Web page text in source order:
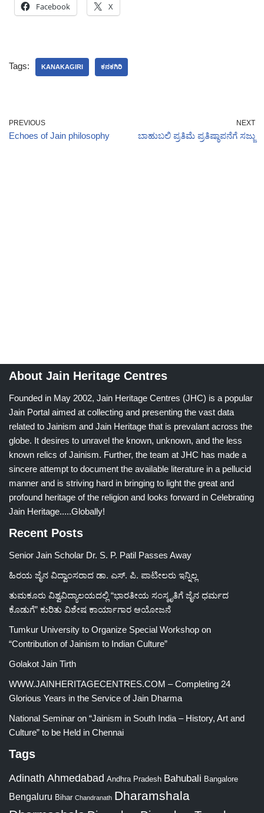
Facebook X
Tags: KANAKAGIRI ಕನಕಗಿರಿ
PREVIOUS
Echoes of Jain philosophy
NEXT
ಬಾಹುಬಲಿ ಪ್ರತಿಮೆ ಪ್ರತಿಷ್ಠಾಪನೆಗೆ ಸಜ್ಜು
About Jain Heritage Centres
Founded in May 2002, Jain Heritage Centres (JHC) is a popular
Jain Portal aimed at collecting and presenting the vast data
related to Jainism and Jain Heritage that is prevalant across the
globe. It desires to unravel the known, unknown, and the less
known relics of Jainism. Further, the team at JHC has made a
sincere attempt to document the available literature in a pellucid
manner and is striving hard in bringing to light the great and
profound heritage of the religion and looks forward in Celebrating
Jain Heritage.....Globally!
Recent Posts
Senior Jain Scholar Dr. S. P. Patil Passes Away
ಹಿರಯ ಜೈನ ವಿದ್ವಾಂಸರಾದ ಡಾ. ಎಸ್. ಪಿ. ಪಾಟೀಲರು ಇನ್ನಿಲ್ಲ
ತುಮಕೂರು ವಿಶ್ವವಿದ್ಯಾಲಯದಲ್ಲಿ “ಭಾರತೀಯ ಸಂಸ್ಕೃತಿಗೆ ಜೈನ ಧರ್ಮದ
ಕೊಡುಗೆ” ಕುರಿತು ವಿಶೇಷ ಕಾರ್ಯಾಗಾರ ಆಯೋಜನೆ
Tumkur University to Organize Special Workshop on
“Contribution of Jainism to Indian Culture”
Golakot Jain Tirth
WWW.JAINHERITAGECENTRES.COM – Completing 24
Glorious Years in the Service of Jain Dharma
National Seminar on “Jainism in South India – History, Art and
Culture” to be Held in Chennai
Tags
Adinath Ahmedabad Andhra Pradesh Bahubali Bangalore
Bengaluru Bihar Chandranath Dharamshala